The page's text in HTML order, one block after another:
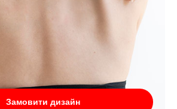
Замовити дизайн